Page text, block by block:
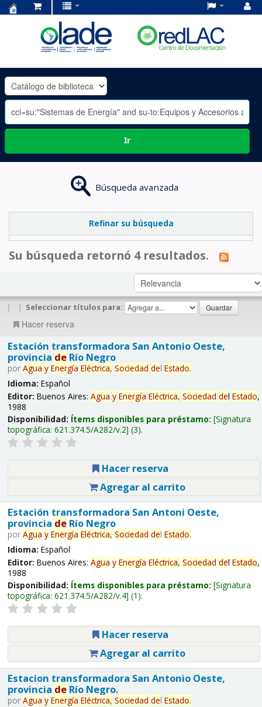
OLADE
-
Ir
Búsqueda avanzada
Refinar su búsqueda
Su búsqueda retornó 4 resultados.
| | Seleccionar títulos para:
Hacer reserva
Estación transformadora San Antonio Oeste,
provincia deRío Negro
por Agua y Energía Eléctrica, Sociedad del Estado.
Idioma: Español
Editor: Buenos Aires: Agua y Energía Eléctrica, Sociedad del Estado,
1988
Disponibilidad: Ítems disponibles para préstamo: Signatura
topográfica: 621.374.5/A282/v.2 (3).
Hacer reserva
Agregar al carrito
Estación transformadora San Antoni Oeste,
provincia deRío Negro
por Agua y Energía Eléctrica, Sociedad del Estado.
Idioma: Español
Editor: Buenos Aires: Agua y Energía Eléctrica, Sociedad del Estado,
1988
Disponibilidad: Ítems disponibles para préstamo: Signatura
topográfica: 621.374.5/A282/v.4 (1).
Hacer reserva
Agregar al carrito
Estacion transformadora San Antonio Oeste,
provincia deRío Negro.
por Agua y Energía Eléctrica, Sociedad del Estado.